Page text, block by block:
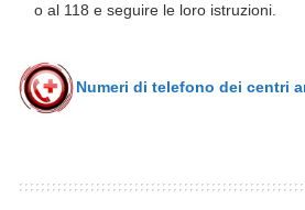
o al 118 e seguire le loro istruzioni.
Numeri di telefono dei centri